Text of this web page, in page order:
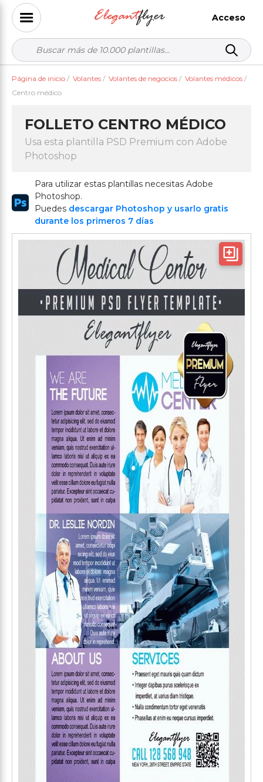
Acceso
Página de inicio / Volantes / Volantes de negocios / Volantes médicos /
Centro médico
FOLLETO CENTRO MÉDICO
Usa esta plantilla PSD Premium con Adobe
Photoshop
Para utilizar estas plantillas necesitas Adobe
Photoshop.
Puedes descargar Photoshop y usarlo gratis
durante los primeros 7 días